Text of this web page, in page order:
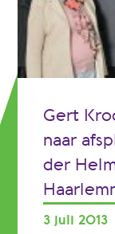
Gert
naar
der
3 juli 2013